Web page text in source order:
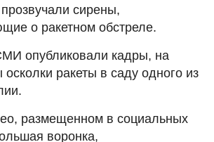
сирены,
о ракетном обстреле.
опубликовали кадры, на
ракеты в саду одного из
размещенном в социальных
воронка,